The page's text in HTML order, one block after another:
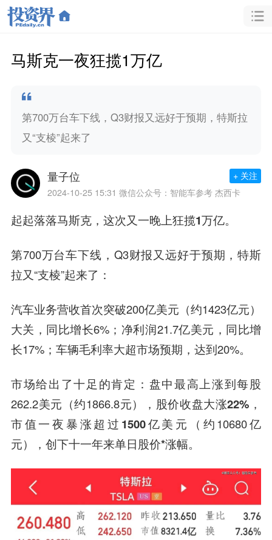
马斯克一夜狂揽1万亿
第700万台车下线，Q3财报又远好于预期，特斯拉
又“支棱”起来了
量子位
2024-10-25 15:31 微信公众号：智能车参考 杰西卡
+ 关注
起起落落马斯克，这次又一晚上狂揽1万亿。
第700万台车下线，Q3财报又远好于预期，特斯
拉又“支棱”起来了：
汽车业务营收首次突破200亿美元（约1423亿元）
大关，同比增长6%；净利润21.7亿美元，同比增
长17%；车辆毛利率大超市场预期，达到20%。
市场给出了十足的肯定：盘中最高上涨到每股
262.2美元（约1866.8元），股价收盘大涨22% ，
市值一夜暴涨超过 1500亿美元
（约10680亿
元），创下十一年来单日股价*涨幅。